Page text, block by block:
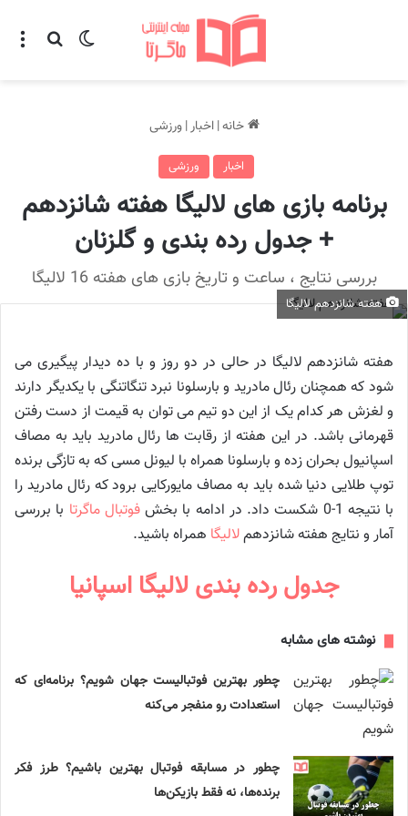
تغییر پوسته
خانه| اخبار| ورزشی
اخبار ورزشی
برنامه بازی های لالیگا هفته شانزدهم
+ جدول رده بندی و گلزنان
بررسی نتایج ، ساعت و تاریخ بازی های هفته 16 لالیگا
هفته شانزدهم لالیگا
هفته شانزدهم لالیگا در حالی در دو روز و با ده دیدار پیگیری می
شود که همچنان رئال مادرید و بارسلونا نبرد تنگاتنگی با یکدیگر دارند
و لغزش هر کدام یک از این دو تیم می توان به قیمت از دست رفتن
قهرمانی باشد. در این هفته از رقابت ها رئال مادرید باید به مصاف
اسپانیول بحران زده و بارسلونا همراه با لیونل مسی که به تازگی برنده
توپ طلایی دنیا شده باید به مصاف مایورکایی برود که رئال مادرید را
با نتیجه 1-0 شکست داد. در ادامه با بخش
فوتبال ماگرتا با بررسی
آمار و نتایج هفته شانزدهملالیگا همراه باشید.
جدول رده بندی لالیگا اسپانیا
نوشته های مشابه
چطور بهترین فوتبالیست جهان شویم؟ برنامه‌ای که
استعدادت رو منفجر می‌کنه
چطور در مسابقه فوتبال بهترین باشیم؟ طرز فکر
برنده‌ها، نه فقط بازیکن‌ها